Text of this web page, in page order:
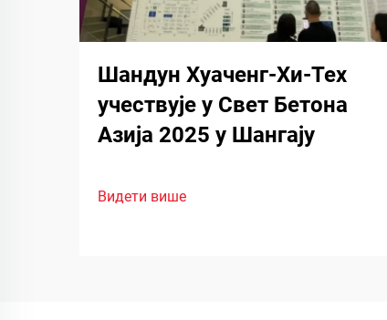
Шандун Хуаченг-Хи-Тех
учествује у Свет Бетона
Азија 2025 у Шангају
Видети више